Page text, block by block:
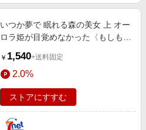
いつか夢で 眠れる森の美女 上 オー
ロラ姫が目覚めなかった〈もしも〉
￥ 1,540+送料固定
2.0%
ストアにすすむ